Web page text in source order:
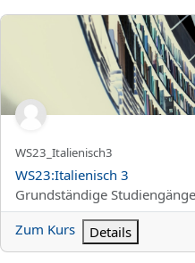
WS23:Italienisch 3
Kurzer Kursname
WS23_Italienisch3
Kursname
WS23:Italienisch 3
Kursbereich
Grundständige
Zum Kurs
Details